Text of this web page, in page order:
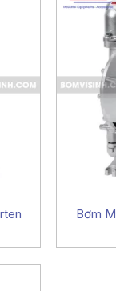
Bơm